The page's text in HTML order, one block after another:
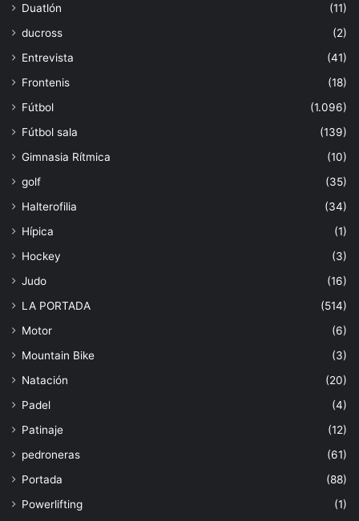
Duatlón
(11)
ducross
(2)
Entrevista
(41)
Frontenis
(18)
Fútbol
(1.096)
Fútbol sala
(139)
Gimnasia Rítmica
(10)
golf
(35)
Halterofilia
(34)
Hípica
(1)
Hockey
(3)
Judo
(16)
LA PORTADA
(514)
Motor
(6)
Mountain Bike
(3)
Natación
(20)
Padel
(4)
Patinaje
(12)
pedroneras
(61)
Portada
(88)
Powerlifting
(1)